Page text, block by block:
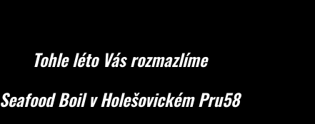
Tohle léto Vás rozmazlíme
Seafood Boil v Holešovickém Pru58